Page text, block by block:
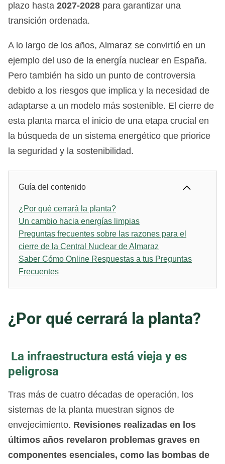
plazo hasta 2027-2028 para garantizar una
transición ordenada.
A lo largo de los años, Almaraz se convirtió en un
ejemplo del uso de la energía nuclear en España.
Pero también ha sido un punto de controversia
debido a los riesgos que implica y la necesidad de
adaptarse a un modelo más sostenible. El cierre de
esta planta marca el inicio de una etapa crucial en
la búsqueda de un sistema energético que priorice
la seguridad y la sostenibilidad.
Guía del contenido
¿Por qué cerrará la planta?
Un cambio hacia energías limpias
Preguntas frecuentes sobre las razones para el
cierre de la Central Nuclear de Almaraz
Saber Cómo Online Respuestas a tus Preguntas
Frecuentes
¿Por qué cerrará la planta?
La infraestructura está vieja y es
peligrosa
Tras más de cuatro décadas de operación, los
sistemas de la planta muestran signos de
envejecimiento. Revisiones realizadas en los
últimos años revelaron problemas graves en
componentes esenciales, como las bombas de